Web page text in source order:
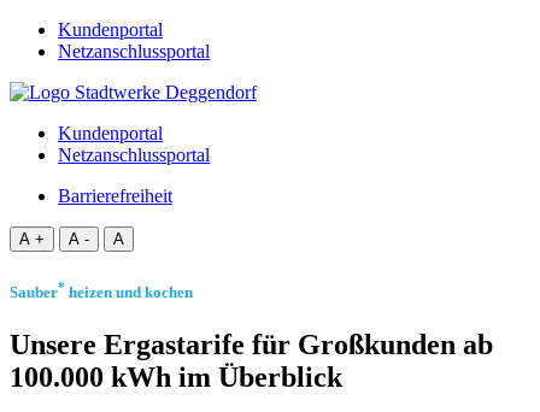
Kundenportal
Netzanschlussportal
Kundenportal
Netzanschlussportal
Barrierefreiheit
A + A - A
Sauber* heizen und kochen
Unsere Ergastarife für Großkunden ab
100.000 kWh im Überblick